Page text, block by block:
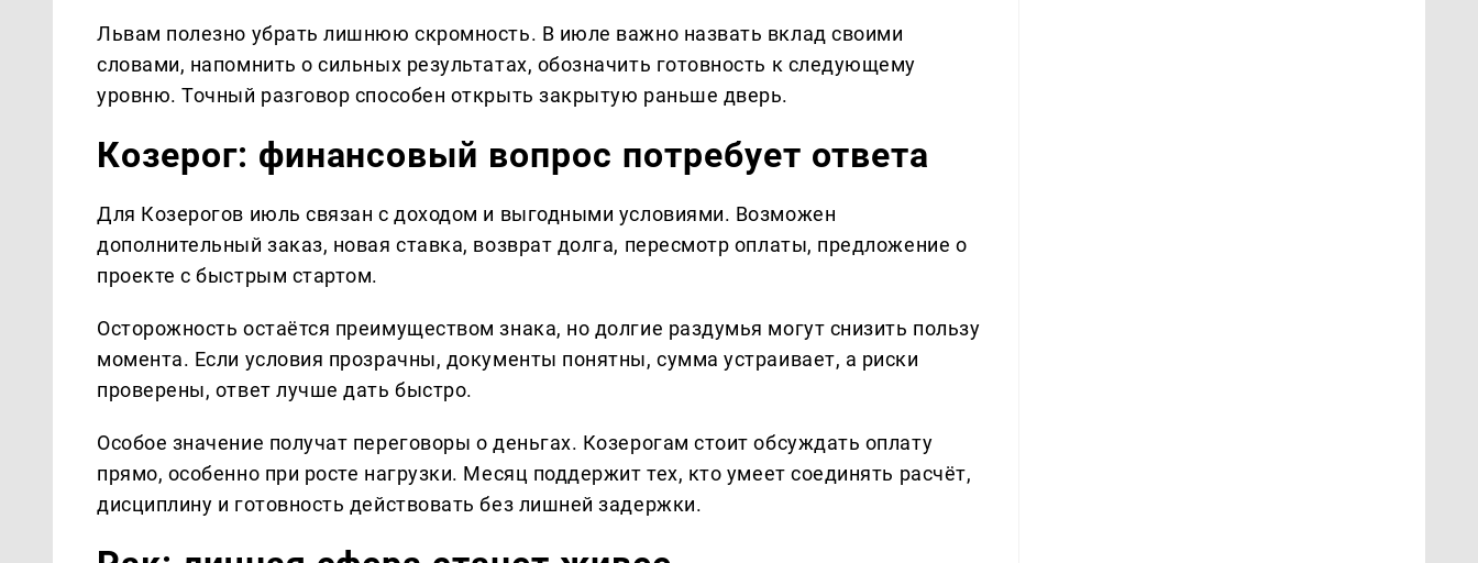
Львам полезно убрать лишнюю скромность. В июле важно назвать вклад своими
словами, напомнить о сильных результатах, обозначить готовность к следующему
уровню. Точный разговор способен открыть закрытую раньше дверь.
Козерог: финансовый вопрос потребует ответа
Для Козерогов июль связан с доходом и выгодными условиями. Возможен
дополнительный заказ, новая ставка, возврат долга, пересмотр оплаты, предложение о
проекте с быстрым стартом.
Осторожность остаётся преимуществом знака, но долгие раздумья могут снизить пользу
момента. Если условия прозрачны, документы понятны, сумма устраивает, а риски
проверены, ответ лучше дать быстро.
Особое значение получат переговоры о деньгах. Козерогам стоит обсуждать оплату
прямо, особенно при росте нагрузки. Месяц поддержит тех, кто умеет соединять расчёт,
дисциплину и готовность действовать без лишней задержки.